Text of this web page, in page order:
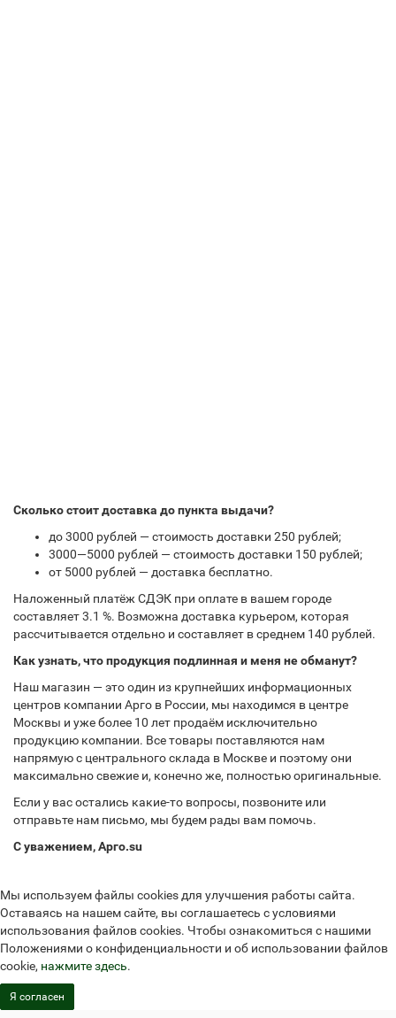
Сколько стоит доставка до пункта выдачи?
до 3000 рублей — стоимость доставки 250 рублей;
3000—5000 рублей — стоимость доставки 150 рублей;
от 5000 рублей — доставка бесплатно.
Наложенный платёж СДЭК при оплате в вашем городе
составляет 3.1 %. Возможна доставка курьером, которая
рассчитывается отдельно и составляет в среднем 140 рублей.
Как узнать, что продукция подлинная и меня не обманут?
Наш магазин — это один из крупнейших информационных
центров компании Арго в России, мы находимся в центре
Москвы и уже более 10 лет продаём исключительно
продукцию компании. Все товары поставляются нам
напрямую с центрального склада в Москве и поэтому они
максимально свежие и, конечно же, полностью оригинальные.
Если у вас остались какие-то вопросы, позвоните или
отправьте нам письмо, мы будем рады вам помочь.
С уважением, Арго.su
Мы используем файлы cookies для улучшения работы сайта.
Оставаясь на нашем сайте, вы соглашаетесь с условиями
использования файлов cookies. Чтобы ознакомиться с нашими
Положениями о конфиденциальности и об использовании файлов
cookie, нажмите здесь.
Я согласен